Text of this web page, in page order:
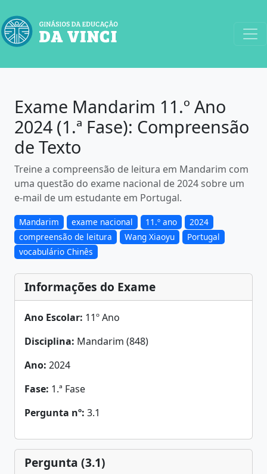
Exame Mandarim 11.º Ano
2024 (1.ª Fase): Compreensão
de Texto
Treine a compreensão de leitura em Mandarim com
uma questão do exame nacional de 2024 sobre um
e-mail de um estudante em Portugal.
Mandarim exame nacional 11.º ano
2024
compreensão de leitura
Wang Xiaoyu
Portugal
vocabulário Chinês
Informações do Exame
Ano Escolar: 11º Ano
Disciplina: Mandarim (848)
Ano: 2024
Fase: 1.ª Fase
Pergunta nº: 3.1
Pergunta (3.1)